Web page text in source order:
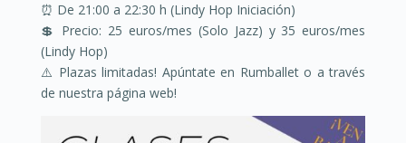
⏰ De 21:00 a 22:30 h (Lindy Hop Iniciación)
💲 Precio: 25 euros/mes (Solo Jazz) y 35 euros/mes
(Lindy Hop)
⚠️ Plazas limitadas! Apúntate en Rumballet o a través
de nuestra página web!